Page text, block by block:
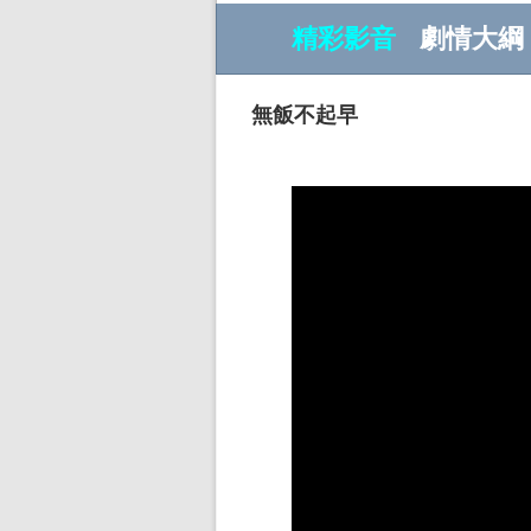
精彩影音 劇情大綱
無飯不起早